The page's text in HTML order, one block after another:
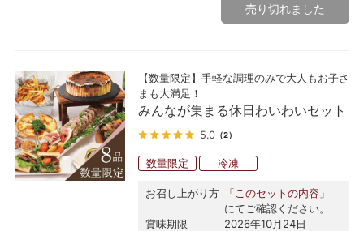
売り切れました
【数量限定】手軽な調理のみで大人もお子さ
まも大満足！
みんなが集まる休日わいわいセット
5.0 （2）
数量限定 冷凍
お召し上がり方
「このセットの内容」
にてご確認ください。
賞味期限
2026年10月24日